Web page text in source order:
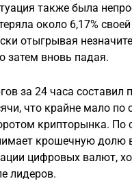
также была
около 6,17%
отыгрывая
затем вновь падая.
за 24 часа составил
что крайне мало по
крипторынка. По
крошечную долю
цифровых валют,
лидеров.